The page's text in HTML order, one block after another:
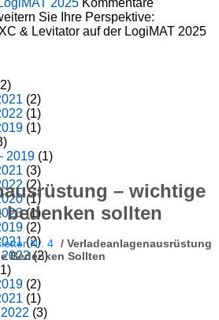
– wichtige
bedenken sollten
Nr. 4 / Verladeanlagenausrüstung
Bedenken Sollten
Sie Ihre Perspektive:
& Levitator auf der LogiMAT 2025
(2)
(1)
(1)
2019 (1)
(3)
(2)
(1)
(1)
(2)
(2)
(2)
(2)
(1)
(3)